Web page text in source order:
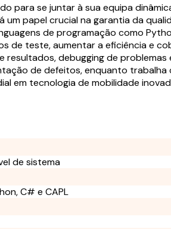
para se juntar à sua equipa
papel crucial na garantia da
de programação como
teste, aumentar a eficiência e
debugging de problemas
de defeitos, enquanto
em tecnologia de mobilidade
de sistema
C# e CAPL